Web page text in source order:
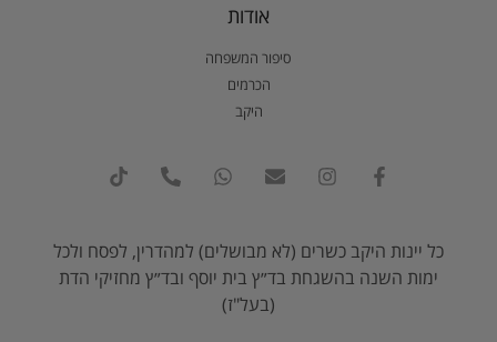
אודות
סיפור המשפחה
הכרמים
היקב
כל יינות היקב כשרים (לא מבושלים) למהדרין, לפסח ולכל
ימות השנה בהשגחת בד״ץ בית יוסף ובד״ץ מחזיקי הדת
(בעל"ז)